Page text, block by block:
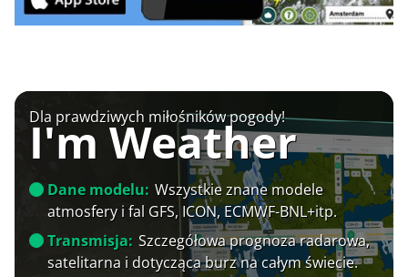
Dla prawdziwych miłośników pogody!
I'm Weather
Dane modelu: Wszystkie znane modele
atmosfery i fal GFS, ICON, ECMWF-BNL+itp.
Transmisja: Szczegółowa prognoza radarowa,
satelitarna i dotycząca burz na całym świecie.